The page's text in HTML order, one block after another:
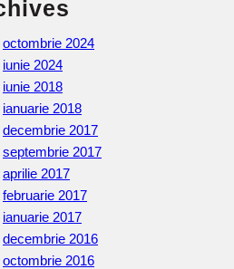
octombrie 2024
iunie 2024
iunie 2018
ianuarie 2018
decembrie 2017
septembrie 2017
aprilie 2017
februarie 2017
ianuarie 2017
decembrie 2016
octombrie 2016